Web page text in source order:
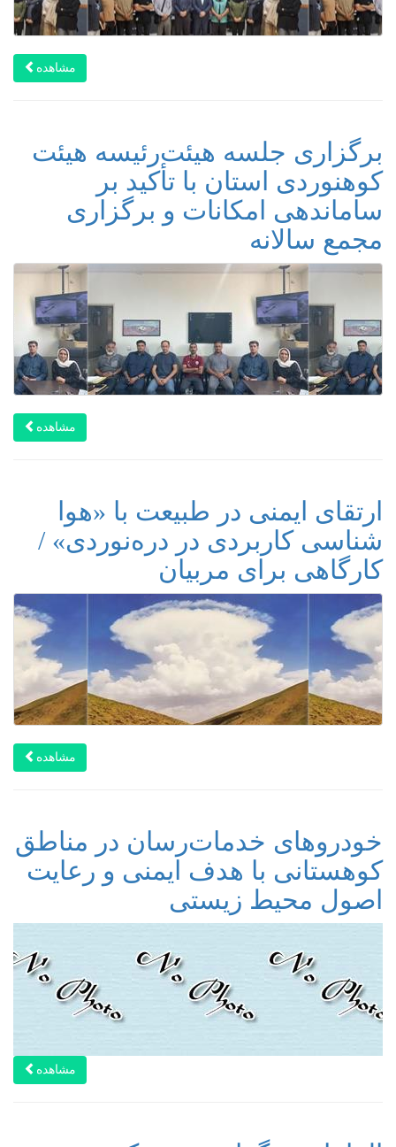
مشاهده
برگزاری جلسه هیئت‌رئیسه هیئت
کوهنوردی استان با تأکید بر
ساماندهی امکانات و برگزاری
مجمع سالانه
مشاهده
ارتقای ایمنی در طبیعت با «هوا
شناسی کاربردی در دره‌نوردی» /
کارگاهی برای مربیان
مشاهده
خودروهای خدمات‌رسان در مناطق
کوهستانی با هدف ایمنی و رعایت
اصول محیط زیستی
مشاهده